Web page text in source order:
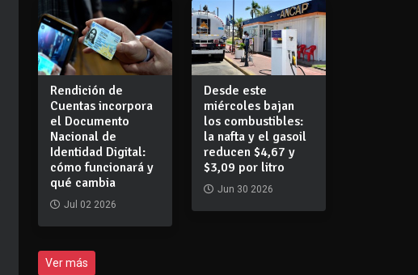
Rendición de
Cuentas incorpora
el Documento
Nacional de
Identidad Digital:
cómo funcionará y
qué cambia
Jul 02 2026
Desde este
miércoles bajan
los combustibles:
la nafta y el gasoil
reducen $4,67 y
$3,09 por litro
Jun 30 2026
Ver más